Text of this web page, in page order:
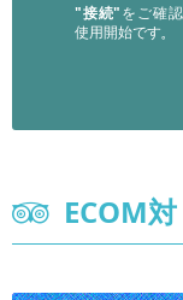
"接続"をご確
使用開始です。
ECOM